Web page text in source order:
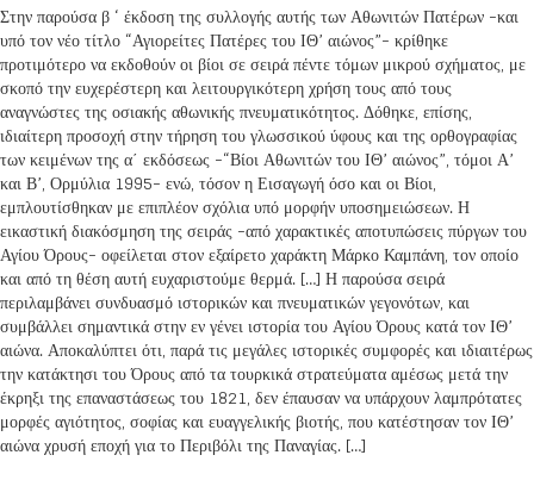
Στην παρούσα β ‘ έκδοση της συλλογής αυτής των Αθωνιτών Πατέρων -και
υπό τον νέο τίτλο “Αγιορείτες Πατέρες του ΙΘ’ αιώνος”- κρίθηκε
προτιμότερο να εκδοθούν οι βίοι σε σειρά πέντε τόμων μικρού σχήματος, με
σκοπό την ευχερέστερη και λειτουργικότερη χρήση τους από τους
αναγνώστες της οσιακής αθωνικής πνευματικότητος. Δόθηκε, επίσης,
ιδιαίτερη προσοχή στην τήρηση του γλωσσικού ύφους και της ορθογραφίας
των κειμένων της α΄ εκδόσεως -“Βίοι Αθωνιτών του ΙΘ’ αιώνος”, τόμοι Α’
και Β’, Ορμύλια 1995- ενώ, τόσον η Εισαγωγή όσο και οι Βίοι,
εμπλουτίσθηκαν με επιπλέον σχόλια υπό μορφήν υποσημειώσεων. Η
εικαστική διακόσμηση της σειράς -από χαρακτικές αποτυπώσεις πύργων του
Αγίου Όρους- οφείλεται στον εξαίρετο χαράκτη Μάρκο Καμπάνη, τον οποίο
και από τη θέση αυτή ευχαριστούμε θερμά. […] Η παρούσα σειρά
περιλαμβάνει συνδυασμό ιστορικών και πνευματικών γεγονότων, και
συμβάλλει σημαντικά στην εν γένει ιστορία του Αγίου Όρους κατά τον ΙΘ’
αιώνα. Αποκαλύπτει ότι, παρά τις μεγάλες ιστορικές συμφορές και ιδιαιτέρως
την κατάκτησι του Όρους από τα τουρκικά στρατεύματα αμέσως μετά την
έκρηξι της επαναστάσεως του 1821, δεν έπαυσαν να υπάρχουν λαμπρότατες
μορφές αγιότητος, σοφίας και ευαγγελικής βιοτής, που κατέστησαν τον ΙΘ’
αιώνα χρυσή εποχή για το Περιβόλι της Παναγίας. […]